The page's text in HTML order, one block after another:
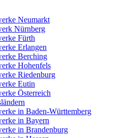
Neumarkt
Nürnberg
Fürth
Erlangen
Berching
Hohenfels
Riedenburg
Eutin
Österreich
in Baden-Württemberg
in Bayern
in Brandenburg